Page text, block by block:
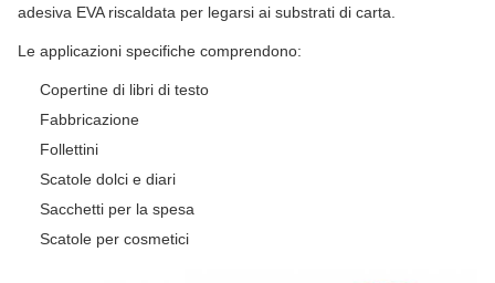
adesiva EVA riscaldata per legarsi ai substrati di carta.
Le applicazioni specifiche comprendono:
Copertine di libri di testo
Fabbricazione
Follettini
Scatole dolci e diari
Sacchetti per la spesa
Scatole per cosmetici